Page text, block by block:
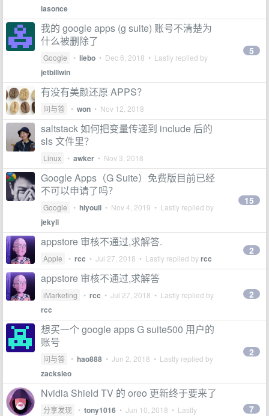
lasonce
我的 google apps (g suite) 账号不清楚为
什么被删除了
Google • liebo • Dec 6, 2018 • Lastly replied by
jetbillwin
5
有没有美颜还原 APPS？
问与答 • won • Nov 12, 2018
saltstack 如何把变量传递到 include 后的
sls 文件里？
Linux • awker • Nov 3, 2018
Google Apps（G Suite）免费版目前已经
不可以申请了吗？
Google • hiyouli • Nov 4, 2019 • Lastly replied by
jekyll
15
appstore 审核不通过,求解答.
Apple • rcc • Jul 27, 2018 • Lastly replied byrcc
2
appstore 审核不通过,求解答
iMarketing • rcc • Jul 27, 2018 • Lastly replied by
rcc
2
想买一个 google apps G suite500 用户的
账号
问与答 • hao888 • Jun 2, 2018 • Lastly replied by
zacksleo
2
Nvidia Shield TV 的 oreo 更新终于要来了
分享发现 • tony1016 • Jun 10, 2018 • Lastly
7